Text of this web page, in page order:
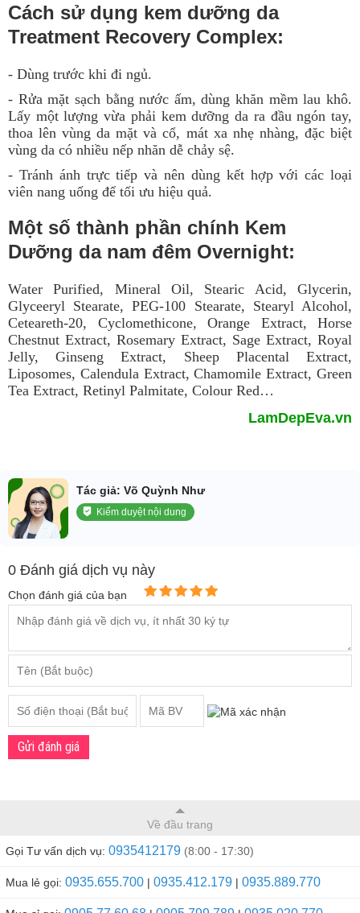
Cách sử dụng kem dưỡng da
Treatment Recovery Complex:
- Dùng trước khi đi ngủ.
- Rửa mặt sạch bằng nước ấm, dùng khăn mềm lau khô.
Lấy một lượng vừa phải kem dưỡng da ra đầu ngón tay,
thoa lên vùng da mặt và cổ, mát xa nhẹ nhàng, đặc biệt
vùng da có nhiều nếp nhăn dễ chảy sệ.
- Tránh ánh trực tiếp và nên dùng kết hợp với các loại
viên nang uống để tối ưu hiệu quả.
Một số thành phần chính Kem
Dưỡng da nam đêm Overnight:
Water Purified, Mineral Oil, Stearic Acid, Glycerin,
Glyceeryl Stearate, PEG-100 Stearate, Stearyl Alcohol,
Ceteareth-20, Cyclomethicone, Orange Extract, Horse
Chestnut Extract, Rosemary Extract, Sage Extract, Royal
Jelly, Ginseng Extract, Sheep Placental Extract,
Liposomes, Calendula Extract, Chamomile Extract, Green
Tea Extract, Retinyl Palmitate, Colour Red…
LamDepEva.vn
Tác giả: Võ Quỳnh Như
Kiểm duyệt nội dung
0 Đánh giá dịch vụ này
Chọn đánh giá của bạn
Gửi đánh giá
Về đầu trang
Gọi Tư vấn dịch vụ: 0935412179 (8:00 - 17:30)
Mua lẻ gọi: 0935.655.700 | 0935.412.179 | 0935.889.770